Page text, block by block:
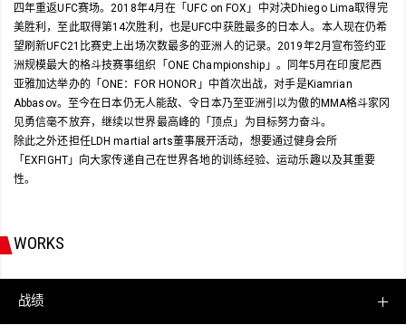
四年重返UFC赛场。2018年4月在「UFC on FOX」中对决Dhiego Lima取得完
美胜利，至此取得第14次胜利，也是UFC中获胜最多的日本人。本人现在仍希
望刷新UFC21比赛史上出场次数最多的亚洲人的记录。2019年2月宣布签约亚
洲规模最大的格斗技赛事组织「ONE Championship」。同年5月在印度尼西
亚雅加达举办的「ONE：FOR HONOR」中首次出战，对手是Kiamrian
Abbasov。至今在日本仍无人能敌、令日本乃至亚洲引以为傲的MMA格斗家冈
见勇信毫不放弃，继续以世界最高峰的「顶点」为目标努力奋斗。
除此之外还担任LDH martial arts董事展开活动，想要通过健身会所
「EXFIGHT」向大家传递自己在世界各地的训练经验、运动乐趣以及其重要
性。
WORKS
战绩